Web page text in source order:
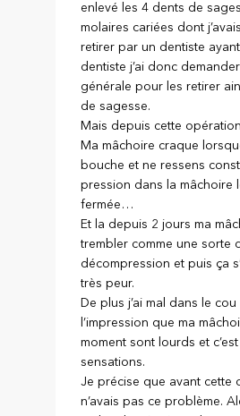
enlevé les 4 dents de
molaires cariées dont
retirer par un dentiste
dentiste j’ai donc
générale pour les retirer
de sagesse.
Mais depuis cette
Ma mâchoire craque
bouche et ne ressens
pression dans la mâchoire
fermée…
Et la depuis 2 jours ma
trembler comme une sorte
décompression et puis ça
très peur.
De plus j’ai mal dans le
l’impression que ma
moment sont lourds et
sensations.
Je précise que avant cette
n’avais pas ce problème.